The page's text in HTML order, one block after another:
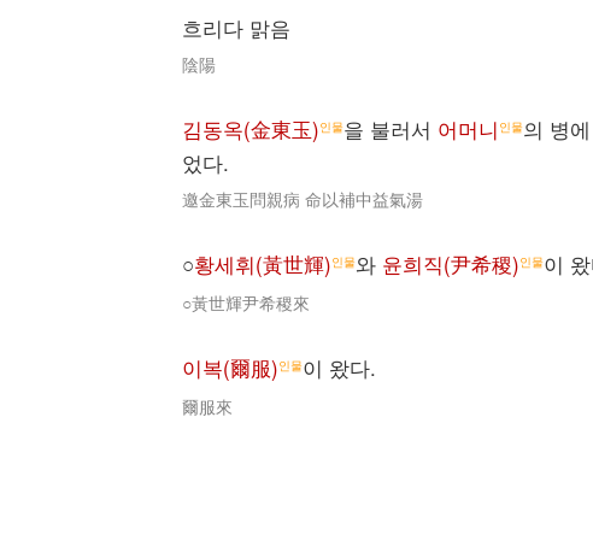
흐리다 맑음
陰陽
김동옥(金東玉)인물을 불러서 어머니 인물의 병
었다.
邀金東玉問親病 命以補中益氣湯
○황세휘(黃世輝)인물와 윤희직(尹希稷)인물이
○黃世輝尹希稷來
이복(爾服)인물이 왔다.
爾服來